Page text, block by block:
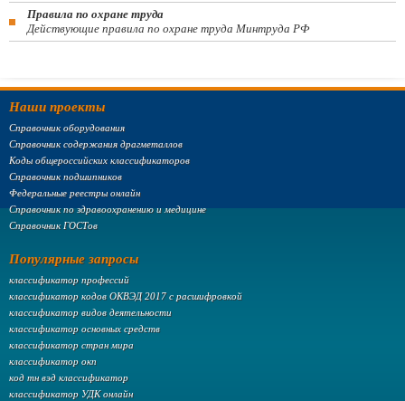
Правила по охране труда
Действующие правила по охране труда Минтруда РФ
Наши проекты
Справочник оборудования
Справочник содержания драгметаллов
Коды общероссийских классификаторов
Справочник подшипников
Федеральные реестры онлайн
Справочник по здравоохранению и медицине
Справочник ГОСТов
Популярные запросы
классификатор профессий
классификатор кодов ОКВЭД 2017 с расшифровкой
классификатор видов деятельности
классификатор основных средств
классификатор стран мира
классификатор окп
код тн вэд классификатор
классификатор УДК онлайн